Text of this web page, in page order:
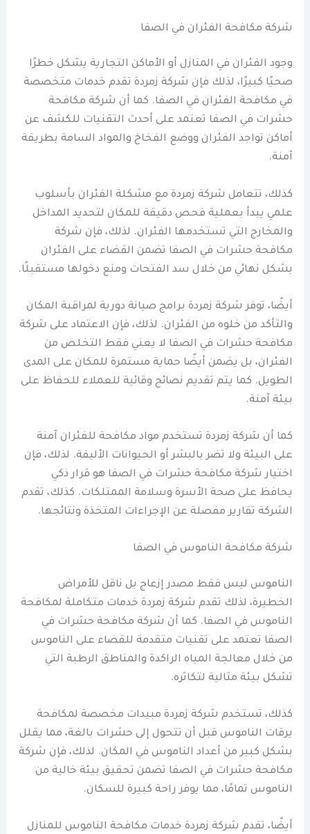
شركة مكافحة الفئران في الصفا
وجود الفئران في المنازل أو الأماكن التجارية يشكل خطرًا
صحيًا كبيرًا، لذلك فإن شركة زمردة تقدم خدمات متخصصة
في مكافحة الفئران في الصفا. كما أن شركة مكافحة
حشرات في الصفا تعتمد على أحدث التقنيات للكشف عن
أماكن تواجد الفئران ووضع الفخاخ والمواد السامة بطريقة
آمنة.
كذلك، تتعامل شركة زمردة مع مشكلة الفئران بأسلوب
علمي يبدأ بعملية فحص دقيقة للمكان لتحديد المداخل
والمخارج التي تستخدمها الفئران. لذلك، فإن شركة
مكافحة حشرات في الصفا تضمن القضاء على الفئران
بشكل نهائي من خلال سد الفتحات ومنع دخولها مستقبلًا.
أيضًا، توفر شركة زمردة برامج صيانة دورية لمراقبة المكان
والتأكد من خلوه من الفئران. لذلك، فإن الاعتماد على شركة
مكافحة حشرات في الصفا لا يعني فقط التخلص من
الفئران، بل يضمن أيضًا حماية مستمرة للمكان على المدى
الطويل. كما يتم تقديم نصائح وقائية للعملاء للحفاظ على
بيئة آمنة.
كما أن شركة زمردة تستخدم مواد مكافحة للفئران آمنة
على البيئة ولا تضر بالبشر أو الحيوانات الأليفة. لذلك، فإن
اختيار شركة مكافحة حشرات في الصفا هو قرار ذكي
يحافظ على صحة الأسرة وسلامة الممتلكات. كذلك، تقدم
الشركة تقارير مفصلة عن الإجراءات المتخذة ونتائجها.
شركة مكافحة الناموس في الصفا
الناموس ليس فقط مصدر إزعاج بل ناقل للأمراض
الخطيرة، لذلك تقدم شركة زمردة خدمات متكاملة لمكافحة
الناموس في الصفا. كما أن شركة مكافحة حشرات في
الصفا تعتمد على تقنيات متقدمة للقضاء على الناموس
من خلال معالجة المياه الراكدة والمناطق الرطبة التي
تشكل بيئة مثالية لتكاثره.
كذلك، تستخدم شركة زمردة مبيدات مخصصة لمكافحة
يرقات الناموس قبل أن تتحول إلى حشرات بالغة، مما يقلل
بشكل كبير من أعداد الناموس في المكان. لذلك، فإن شركة
مكافحة حشرات في الصفا تضمن تحقيق بيئة خالية من
الناموس تمامًا، مما يوفر راحة كبيرة للسكان.
أيضًا، تقدم شركة زمردة خدمات مكافحة الناموس للمنازل